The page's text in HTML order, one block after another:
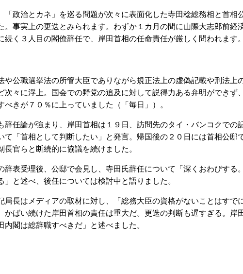
政治とカネ」を巡る問題が次々に表面化した寺田稔総務相と首相
。事実上の更迭とみられます。わずか１カ月の間に山際大志郎前経
続く３人目の閣僚辞任で、岸田首相の任命責任が厳しく問われます。
公職選挙法の所管大臣でありながら規正法上の虚偽記載や刑法上
次々に浮上。国会での野党の追及に対して説得力ある弁明ができず
べきが７０％に上っていました（「毎日」）。
任論が強まり、岸田首相は１９日、訪問先のタイ・バンコクでの
て「首相として判断したい」と発言。帰国後の２０日には首相公邸
官らと断続的に協議を続けました。
表受理後、公邸で会見し、寺田氏辞任について「深くおわびする
と述べ、後任については検討中と語りました。
長はメディアの取材に対し、「総務大臣の資格がないことはすで
かばい続けた岸田首相の責任は重大だ。更迭の判断も遅すぎる。岸
内閣は総辞職すべきだ」と述べました。